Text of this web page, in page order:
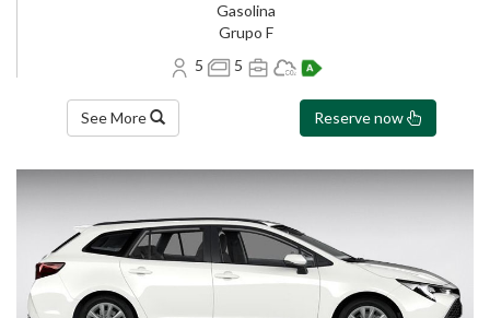
Gasolina
Grupo F
5
5
See More Reserve now